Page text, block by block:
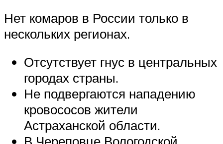
Нет комаров в России только в
нескольких регионах.
Отсутствует гнус в центральных
городах страны.
Не подвергаются нападению
кровососов жители
Астраханской области.